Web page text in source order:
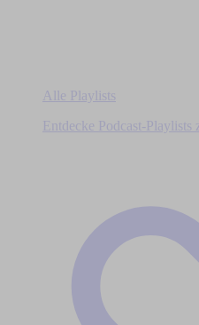
Alle Playlists
Entdecke Podcast-